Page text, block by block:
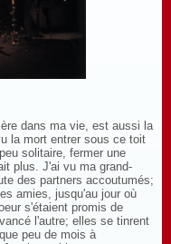
dans ma vie, est aussi la
la mort entrer sous ce toit
solitaire, fermer une
plus. J'ai vu ma grand-
des partners accoutumés;
amies, jusqu'au jour où
s'étaient promis de
l'autre; elles se tinrent
peu de mois à